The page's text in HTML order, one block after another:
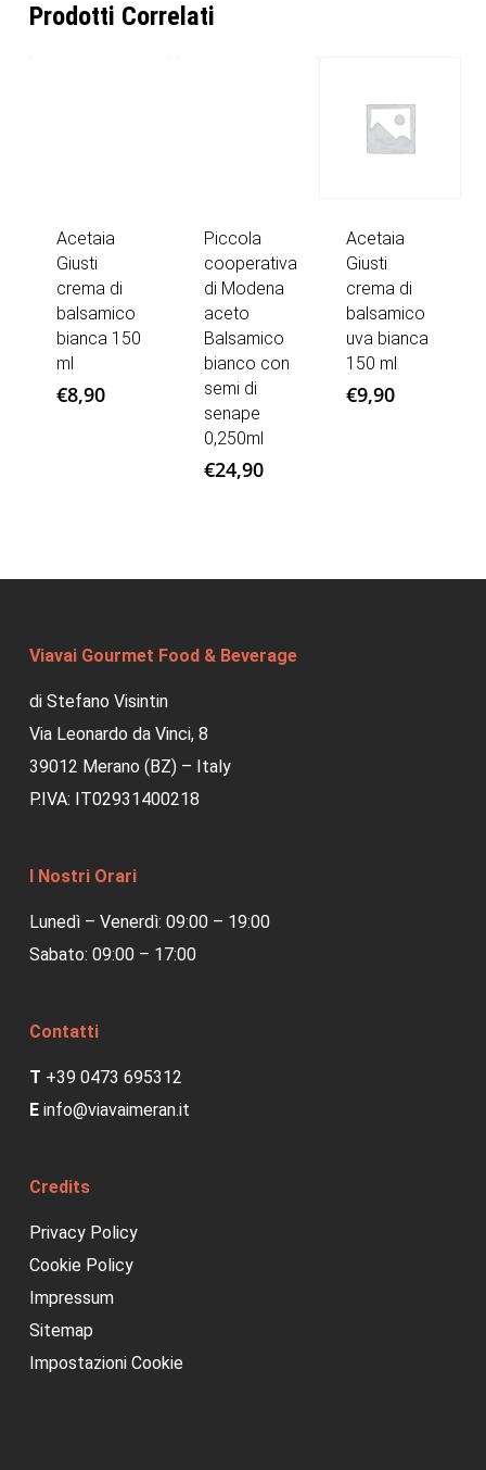
Prodotti Correlati
Acetaia
Giusti
crema di
balsamico
bianca 150
ml
€8,90
Piccola
cooperativa
di Modena
aceto
Balsamico
bianco con
semi di
senape
0,250ml
€24,90
Acetaia
Giusti
crema di
balsamico
uva bianca
150 ml
€9,90
Viavai Gourmet Food & Beverage
di Stefano Visintin
Via Leonardo da Vinci, 8
39012 Merano (BZ) – Italy
P.IVA: IT02931400218
I Nostri Orari
Lunedì – Venerdì: 09:00 – 19:00
Sabato: 09:00 – 17:00
Contatti
T +39 0473 695312
E info@viavaimeran.it
Credits
Privacy Policy
Cookie Policy
Impressum
Sitemap
Impostazioni Cookie